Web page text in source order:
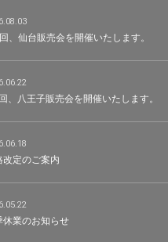
、仙台販売会を開催いたします。
、八王子販売会を開催いたします。
改定のご案内
休業のお知らせ